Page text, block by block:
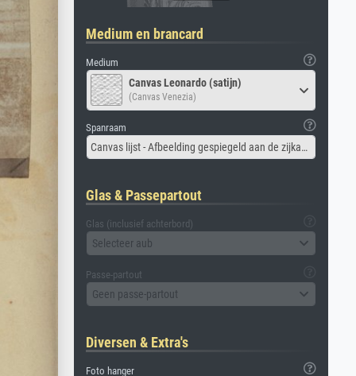
Medium en brancard
Medium
Canvas Leonardo (satijn)
(Canvas Venezia)
Spanraam
Canvas lijst - Afbeelding gespiegeld aan de zijkant
Glas & Passepartout
Glas (inclusief achterbord)
Selecteer aub
Passe-partout
Geen passe-partout
Diversen & Extra's
Foto hanger